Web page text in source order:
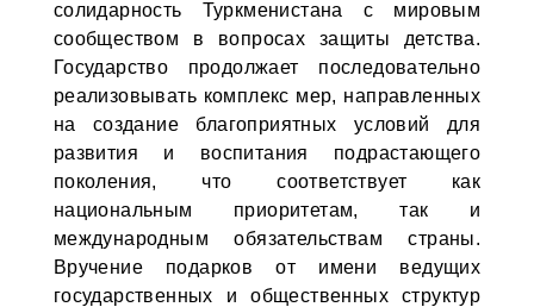
солидарность Туркменистана с мировым
сообществом в вопросах защиты детства.
Государство продолжает последовательно
реализовывать комплекс мер, направленных
на создание благоприятных условий для
развития и воспитания подрастающего
поколения, что соответствует как
национальным приоритетам, так и
международным обязательствам страны.
Вручение подарков от имени ведущих
государственных и общественных структур